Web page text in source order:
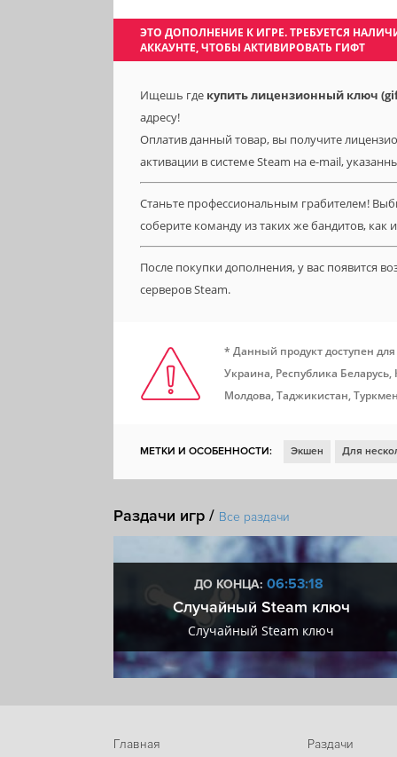
ЭТО ДОПОЛНЕНИЕ К ИГРЕ. ТРЕБУЕТСЯ
АККАУНТЕ, ЧТОБЫ АКТИВИРОВАТЬ ГИФТ
Ищешь где купить лицензионный ключ
адресу!
Оплатив данный товар, вы получите
активации в системе Steam на e-mail,
Станьте профессиональным грабителем!
соберите команду из таких же бандитов, как
После покупки дополнения, у вас появится
серверов Steam.
* Данный продукт доступен
Украина, Республика
Молдова, Таджикистан,
МЕТКИ И ОСОБЕННОСТИ: Экшен Для
Кастомизация оружия DLC
Раздачи игр / Все раздачи
ДО КОНЦА: 06:53:17
Случайный Steam ключ
Случайный Steam ключ
Главная
Раздачи